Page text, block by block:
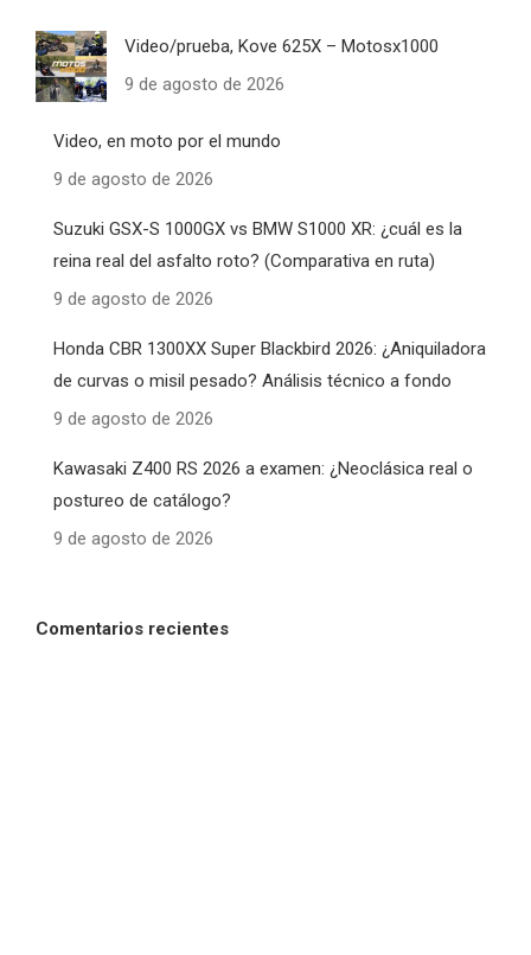
Video/prueba, Kove 625X – Motosx1000
9 de agosto de 2026
Video, en moto por el mundo
9 de agosto de 2026
Suzuki GSX-S 1000GX vs BMW S1000 XR: ¿cuál es la
reina real del asfalto roto? (Comparativa en ruta)
9 de agosto de 2026
Honda CBR 1300XX Super Blackbird 2026: ¿Aniquiladora
de curvas o misil pesado? Análisis técnico a fondo
9 de agosto de 2026
Kawasaki Z400 RS 2026 a examen: ¿Neoclásica real o
postureo de catálogo?
9 de agosto de 2026
Comentarios recientes